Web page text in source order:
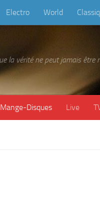
Electro World
la vérité ne peut jamais
Mange-Disques Live